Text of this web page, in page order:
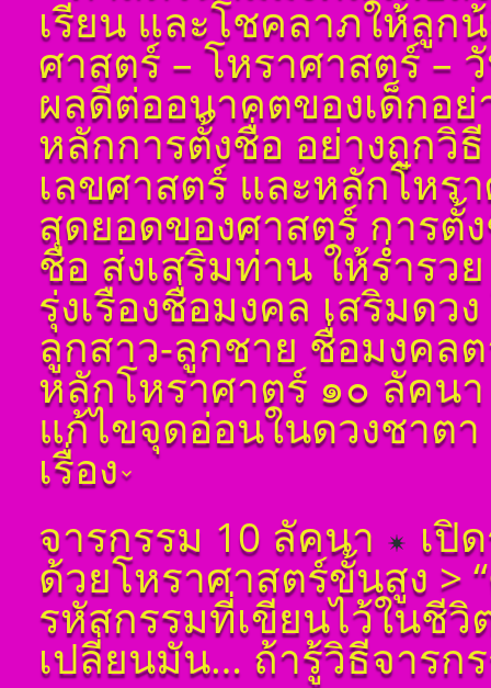
ทักษา
โ ห ร า ส า ด (ฉบับ
เรียนรู้โดยไม่ต้องถาม)
โดย สอ้าน นาคเพชร
พูล(สีดิน) บทที่ ๗ ดวง
ราศีจักร
โ ห ร า ส า ด (ฉบับ
เรียนรู้โดยไม่ต้องถาม)
โดย สอ้าน นาคเพชร
พูล(สีดิน) บทที่ ๘ ดวง
เกษตร
โ ห ร า ส า ด (ฉบับ
เรียนรู้โดยไม่ต้องถาม)
โดย สอ้าน นาคเพชร
พูล(สีดิน) บทที่ ๙ ดวง
ปรเกษตร (หรือดวง
ประ)
โ ห ร า ส า ด (ฉบับ
เรียนรู้โดยไม่ต้องถาม)
โดย สอ้าน นาคเพชร
พูล(สีดิน) บทที่ ๑๐ ดวง
มหาอุจ
ดูดวง ราศีกรกฎ
ดูดวง ราศีสิงห์
ดูดวง ราศีกันย์
ดูดวงราศีตุลย์
ดูดวง ราศีพิจิก
ดูดวง ราศีธนู
ดูดวง ราศีมังกร
ราศีมีน
ดูดวง ราศีกุมภ์
เรียน และโชคลาภให้ลูก
ศาสตร์ – โหราศาสตร์ –
ผลดีต่ออนาคตของเด็กอย่
หลักการตั้งชื่อ อย่างถูกวิ
เลขศาสตร์ และหลักโหร
สุดยอดของศาสตร์ การตั้
ชื่อ ส่งเสริมท่าน ให้ร่ำรว
รุ่งเรืองชื่อมงคล เสริมด
ลูกสาว-ลูกชาย ชื่อมงคล
หลักโหราศาตร์ ๑๐ ลัคน
แก้ไขจุดอ่อนในดวงชาต
เรื่อง
จันทร์ ตั้งชื่อดี เป็น
มงคล ชื่อมงคล ตั้งชื่อ
เลขศาสตร์ มหาทักษา
พลังดาวพระเคราะห์
ตั้งดวงถอดดาวด้วย
โหราศาตร์ ๑๐ ลัคนา
ออกมาเป็นจุดอ่อนจุด
แข็งแก้ไขข้อบกพร่อง
จารกรรม 10 ลัคนา เปิ
ด้วยโหราศาสตร์ขั้นสูง >
รหัสกรรมที่เขียนไว้ในชีวิ
เปลี่ยนมัน… ถ้ารู้วิธีจารก